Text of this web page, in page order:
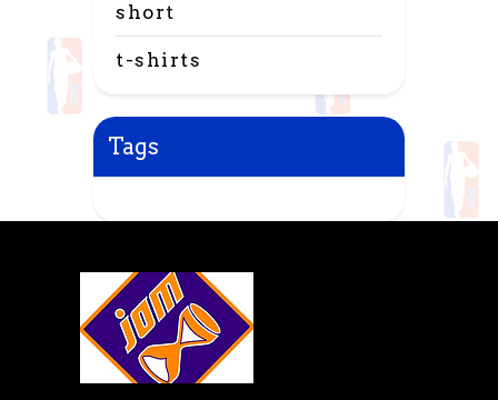
short
t-shirts
Tags